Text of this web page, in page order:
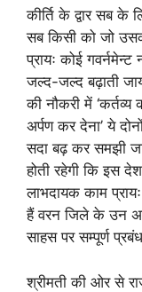
कीर्ति के द्वार सब
सब किसी को जो
प्रायः कोई
जल्द-जल्द बढ़ाती
की नौकरी में
अर्पण कर देना’ ये
सदा बढ़ कर समझी
होती रहेगी कि इस
लाभदायक काम
हैं वरन जिले के उन
साहस पर सम्पूर्ण
श्रीमती की ओर से